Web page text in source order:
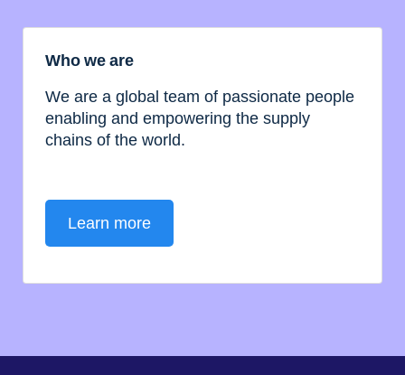
Who we are
We are a global team of passionate people
enabling and empowering the supply
chains of the world.
Learn more